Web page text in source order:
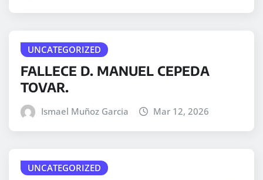
UNCATEGORIZED
FALLECE D. MANUEL CEPEDA
TOVAR.
Ismael Muñoz Garcia Mar 12, 2026
UNCATEGORIZED